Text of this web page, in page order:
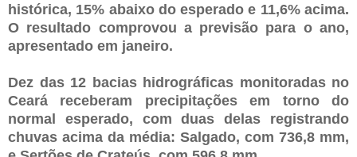
histórica, 15% abaixo do esperado e 11,6% acima.
O resultado comprovou a previsão para o ano,
apresentado em janeiro.
Dez das 12 bacias hidrográficas monitoradas no
Ceará receberam precipitações em torno do
normal esperado, com duas delas registrando
chuvas acima da média: Salgado, com 736,8 mm,